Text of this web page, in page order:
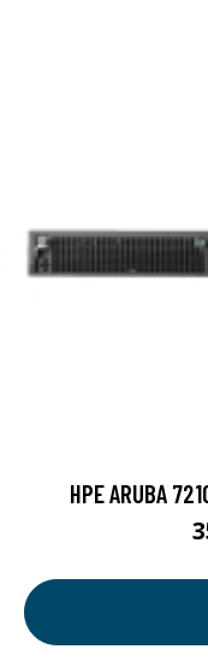
HPE ARUBA